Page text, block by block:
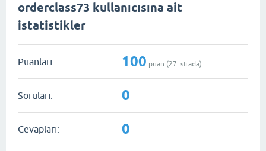
orderclass73 kullanıcısına ait
istatistikler
Puanları: 100 puan (27 . sırada)
Soruları: 0
Cevapları: 0